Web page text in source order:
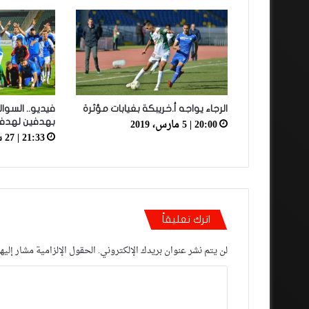
الرجاء يواجه أ.خريبكة بغيابات مؤثرة
20:00 | 5 مارس، 2019
فيديو..
بهدفين
21:33 | 27 سبتمبر، 2021
اترك تعليقاً
لن يتم نشر عنوان بريدك الإلكتروني.الحقول الإلزامية مشار